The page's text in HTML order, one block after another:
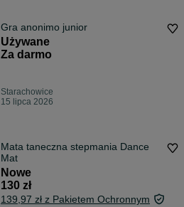
Gra anonimo junior
Używane
Za darmo
Starachowice
15 lipca 2026
Mata taneczna stepmania Dance
Mat
Nowe
130 zł
139,97 zł z Pakietem Ochronnym